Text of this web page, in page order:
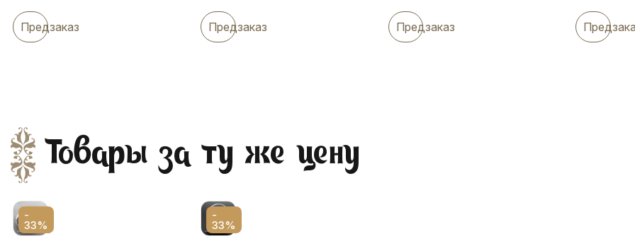
Предзаказ Предзаказ Предзаказ
Товары за ту же цену
-
33%
-
33%